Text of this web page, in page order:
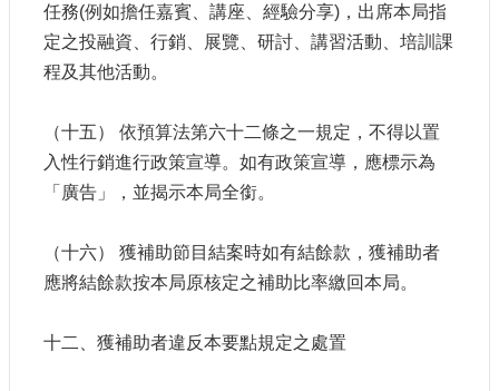
任務(例如擔任嘉賓、講座、經驗分享)，出席本局指
定之投融資、行銷、展覽、研討、講習活動、培訓課
程及其他活動。
（十五） 依預算法第六十二條之一規定，不得以置
入性行銷進行政策宣導。如有政策宣導，應標示為
「廣告」，並揭示本局全銜。
（十六） 獲補助節目結案時如有結餘款，獲補助者
應將結餘款按本局原核定之補助比率繳回本局。
十二、獲補助者違反本要點規定之處置